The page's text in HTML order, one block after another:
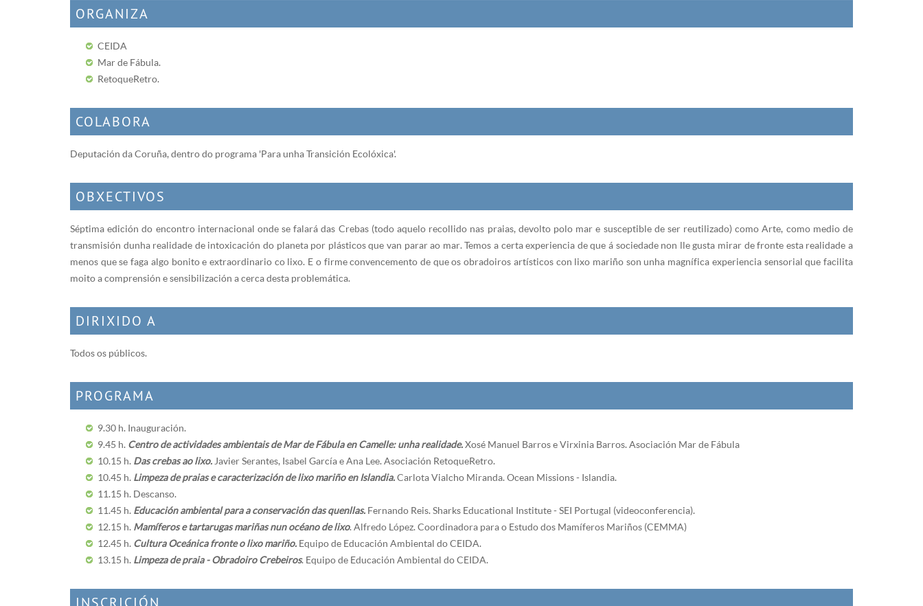
ORGANIZA
CEIDA
Mar de Fábula.
RetoqueRetro.
COLABORA
Deputación da Coruña, dentro do programa 'Para unha Transición Ecolóxica'.
OBXECTIVOS
Séptima edición do encontro internacional onde se falará das Crebas (todo aquelo recollido nas praias, devolto polo mar e susceptible de ser reutilizado) como Arte, como medio de
transmisión dunha realidade de intoxicación do planeta por plásticos que van parar ao mar. Temos a certa experiencia de que á sociedade non lle gusta mirar de fronte esta realidade a
menos que se faga algo bonito e extraordinario co lixo. E o firme convencemento de que os obradoiros artísticos con lixo mariño son unha magnífica experiencia sensorial que facilita
moito a comprensión e sensibilización a cerca desta problemática.
DIRIXIDO A
​Todos os públicos.
PROGRAMA
9.30 h. Inauguración.
9.45 h. Centro de actividades ambientais de Mar de Fábula en Camelle: unha realidade.Xosé Manuel Barros e Virxinia Barros. Asociación Mar de Fábula
10.15 h. Das crebas ao lixo. Javier Serantes, Isabel García e Ana Lee. Asociación RetoqueRetro.
10.45 h. Limpeza de praias e caracterización de lixo mariño en Islandia.Carlota Vialcho Miranda. Ocean Missions - Islandia.
11.15 h. Descanso.
11.45 h. Educación ambiental para a conservación das quenllas. Fernando Reis. Sharks Educational Institute - SEI Portugal (videoconferencia).
12.15 h. Mamíferos e tartarugas mariñas nun océano de lixo. Alfredo López. Coordinadora para o Estudo dos Mamíferos Mariños (CEMMA)
12.45 h. Cultura Oceánica fronte o lixo mariño. Equipo de Educación Ambiental do CEIDA.
13.15 h. Limpeza de praia - Obradoiro Crebeiros. Equipo de Educación Ambiental do CEIDA.
INSCRICIÓN